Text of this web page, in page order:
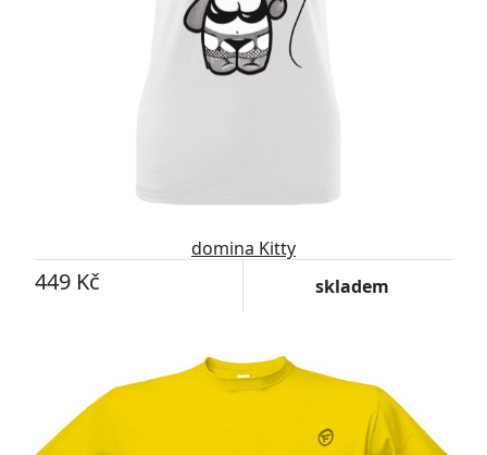
domina Kitty
449 Kč skladem